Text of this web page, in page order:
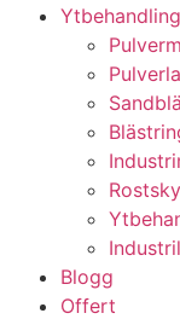
Ytbehandling
Blogg
Offert